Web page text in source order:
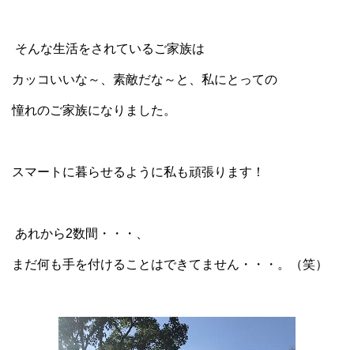
そんな生活をされているご家族は
カッコいいな～、素敵だな～と、私にとっての
憧れのご家族になりました。
スマートに暮らせるように私も頑張ります！
あれから2数間・・・、
まだ何も手を付けることはできてません・・・。（笑）